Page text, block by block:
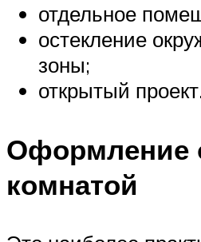
отдельное
остекление
зоны;
открытый
Оформление
комнатой